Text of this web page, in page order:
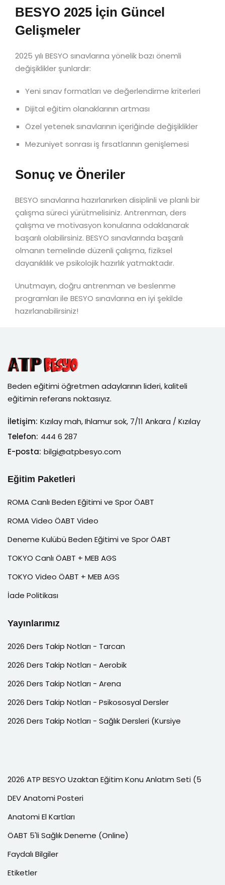
BESYO 2025 İçin Güncel
Gelişmeler
2025 yılı BESYO sınavlarına yönelik bazı önemli
değişiklikler şunlardır:
Yeni sınav formatları ve değerlendirme kriterleri
Dijital eğitim olanaklarının artması
Özel yetenek sınavlarının içeriğinde değişiklikler
Mezuniyet sonrası iş fırsatlarının genişlemesi
Sonuç ve Öneriler
BESYO sınavlarına hazırlanırken disiplinli ve planlı bir
çalışma süreci yürütmelisiniz. Antrenman, ders
çalışma ve motivasyon konularına odaklanarak
başarılı olabilirsiniz. BESYO sınavlarında başarılı
olmanın temelinde düzenli çalışma, fiziksel
dayanıklılık ve psikolojik hazırlık yatmaktadır.
Unutmayın, doğru antrenman ve beslenme
programları ile BESYO sınavlarına en iyi şekilde
hazırlanabilirsiniz!
Beden eğitimi öğretmen adaylarının lideri, kaliteli
eğitimin referans noktasıyız.
İletişim: Kızılay mah, Ihlamur sok, 7/11 Ankara / Kızılay
Telefon: 444 6 287
E-posta: bilgi@atpbesyo.com
Eğitim Paketleri
ROMA Canlı Beden Eğitimi ve Spor ÖABT
ROMA Video ÖABT Video
Deneme Kulübü Beden Eğitimi ve Spor ÖABT
TOKYO Canlı ÖABT + MEB AGS
TOKYO Video ÖABT + MEB AGS
İade Politikası
Yayınlarımız
2026 Ders Takip Notları - Tarcan
2026 Ders Takip Notları - Aerobik
2026 Ders Takip Notları - Arena
2026 Ders Takip Notları - Psikososyal Dersler
2026 Ders Takip Notları - Sağlık Dersleri (Kursiye
2026 ATP BESYO Uzaktan Eğitim Konu Anlatım Seti (5
DEV Anatomi Posteri
Anatomi El Kartları
ÖABT 5'li Sağlık Deneme (Online)
Faydalı Bilgiler
Etiketler